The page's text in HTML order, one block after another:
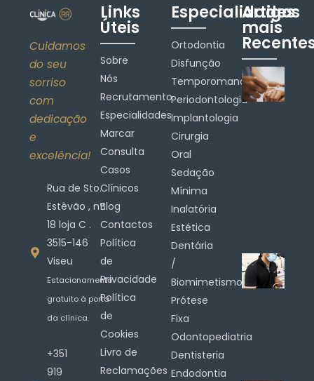
Cuidamos
do seu
sorriso
com
dedicação
e
excelência!
Rua de Sto.
Estêvão , nº.
18 loja C .
3515-146
Viseu
Estacionamento
gratuito à porta
da clínica.
+351
919
Links
Úteis
Sobre
Nós
Recrutamento
Especialidades
Marcar
Consulta
Casos
Clínicos
Blog
Contactos
Política
de
Privacidade
Política
de
Cookies
Livro de
Reclamações
Especialidades
Ortodontia
Disfunção
Temporomandibular
Periodontologia
Implantologia
Cirurgia
Oral
Sedação
Mínima
Inalatória
Estética
Dentária
/
Biomimetismo
Prótese
Fixa
Odontopediatria
Dentisteria
Endodontia
Artigos
mais